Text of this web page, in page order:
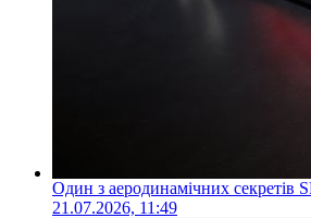
Один з аеродинамічних секретів
21.07.2026, 11:49